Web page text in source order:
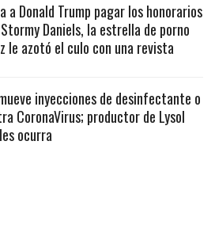
a Donald Trump pagar los honorarios
Daniels, la estrella de porno
le azotó el culo con una revista
inyecciones de desinfectante o
CoronaVirus; productor de Lysol
ocurra